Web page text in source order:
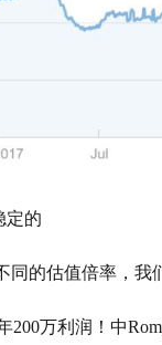
定的
的估值倍率，我
万利润！中